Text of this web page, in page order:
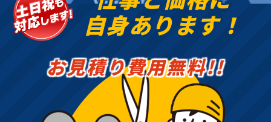
自身あります！
お見積り費用無料!!